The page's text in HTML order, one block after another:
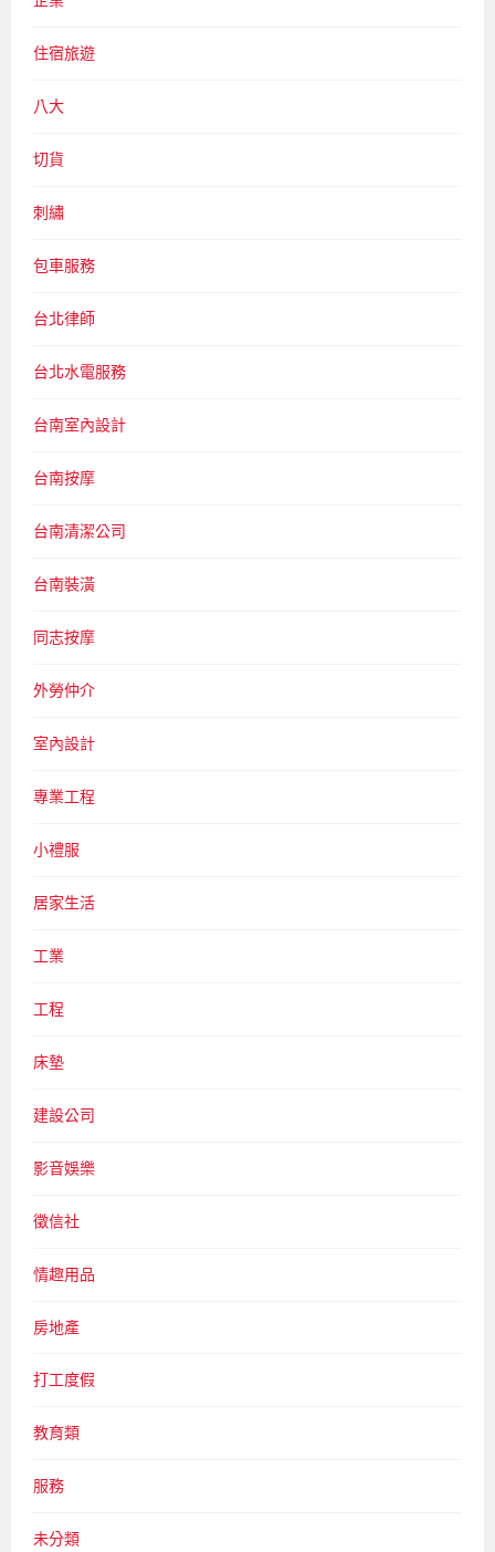
住宿旅遊
八大
切貨
刺繡
包車服務
台北律師
台北水電服務
台南室內設計
台南按摩
台南清潔公司
台南裝潢
同志按摩
外勞仲介
室內設計
專業工程
小禮服
居家生活
工業
工程
床墊
建設公司
影音娛樂
徵信社
情趣用品
房地產
打工度假
教育類
服務
未分類